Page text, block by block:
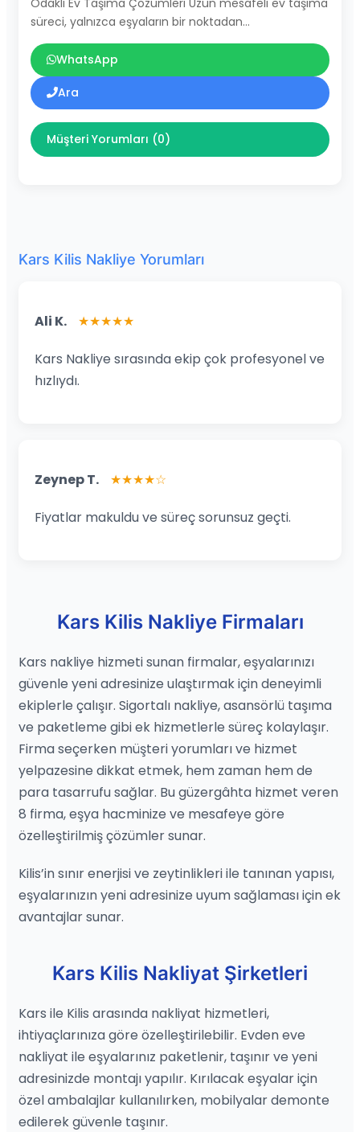
süreci, yalnızca eşyaların bir noktadan…
WhatsApp
Ara
Müşteri Yorumları (0)
Kars Kilis Nakliye Yorumları
Ali K. ★★★★★
Kars Nakliye sırasında ekip çok profesyonel ve
hızlıydı.
Zeynep T. ★★★★☆
Fiyatlar makuldu ve süreç sorunsuz geçti.
Kars Kilis Nakliye Firmaları
Kars nakliye hizmeti sunan firmalar, eşyalarınızı
güvenle yeni adresinize ulaştırmak için deneyimli
ekiplerle çalışır. Sigortalı nakliye, asansörlü taşıma
ve paketleme gibi ek hizmetlerle süreç kolaylaşır.
Firma seçerken müşteri yorumları ve hizmet
yelpazesine dikkat etmek, hem zaman hem de
para tasarrufu sağlar. Bu güzergâhta hizmet veren
8 firma, eşya hacminize ve mesafeye göre
özelleştirilmiş çözümler sunar.
Kilis’in sınır enerjisi ve zeytinlikleri ile tanınan yapısı,
eşyalarınızın yeni adresinize uyum sağlaması için ek
avantajlar sunar.
Kars Kilis Nakliyat Şirketleri
Kars ile Kilis arasında nakliyat hizmetleri,
ihtiyaçlarınıza göre özelleştirilebilir. Evden eve
nakliyat ile eşyalarınız paketlenir, taşınır ve yeni
adresinizde montajı yapılır. Kırılacak eşyalar için
özel ambalajlar kullanılırken, mobilyalar demonte
edilerek güvenle taşınır.